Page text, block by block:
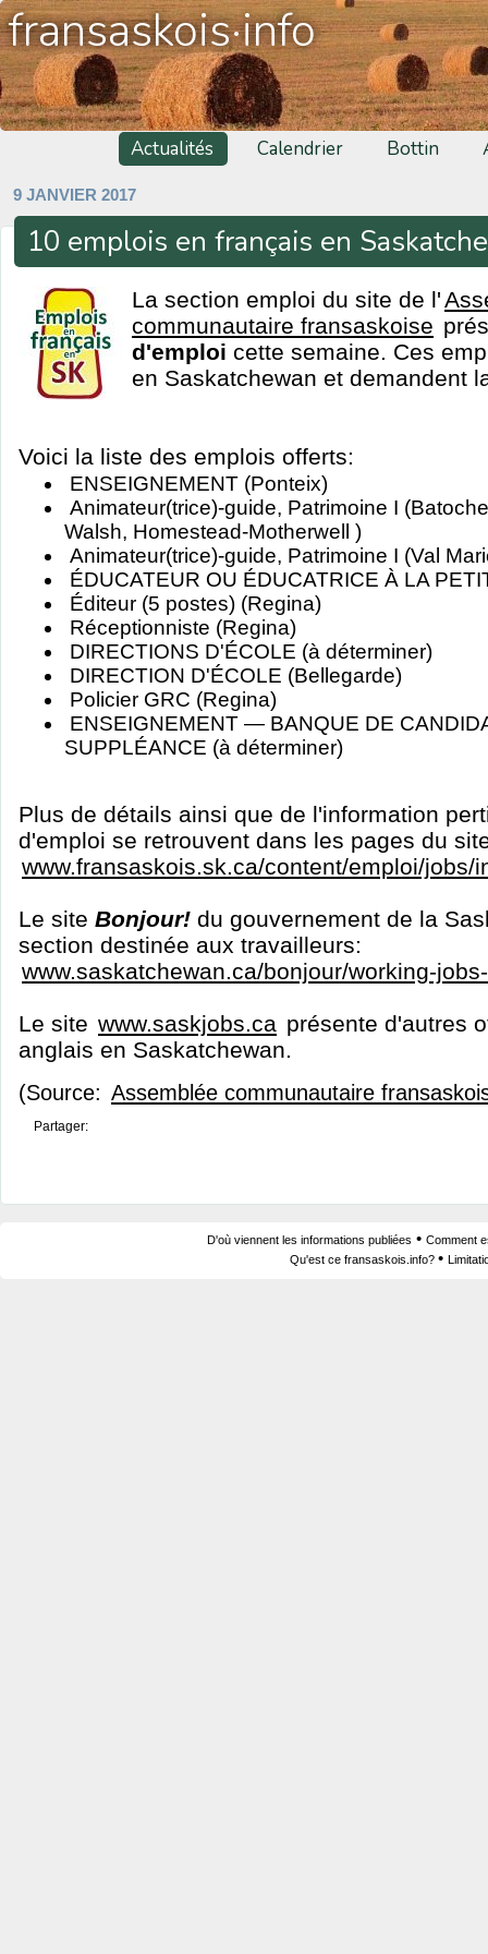
fransaskois·info
Actualités Calendrier Bottin
9 JANVIER 2017
10 emplois en français en
La section emploi du site de l'
communautaire fransaskoise
d'emploi cette semaine. Ces
en Saskatchewan et demandent
Voici la liste des emplois offerts:
ENSEIGNEMENT (Ponteix)
Animateur(trice)-guide, Patrimoine I
Walsh, Homestead-Motherwell )
Animateur(trice)-guide, Patrimoine I (Val
ÉDUCATEUR OU ÉDUCATRICE À LA
Éditeur (5 postes) (Regina)
Réceptionniste (Regina)
DIRECTIONS D'ÉCOLE (à déterminer)
DIRECTION D'ÉCOLE (Bellegarde)
Policier GRC (Regina)
ENSEIGNEMENT — BANQUE DE
SUPPLÉANCE (à déterminer)
Plus de détails ainsi que de l'information
d'emploi se retrouvent dans les pages du
www.fransaskois.sk.ca/content/emploi/jobs/
Le site Bonjour! du gouvernement de la
section destinée aux travailleurs:
www.saskatchewan.ca/bonjour/working-
Le site www.saskjobs.ca présente d'autres
anglais en Saskatchewan.
(Source: Assemblée communautaire
Partager:
D'où viennent les informations publiées • Comment
Qu'est ce fransaskois.info? •